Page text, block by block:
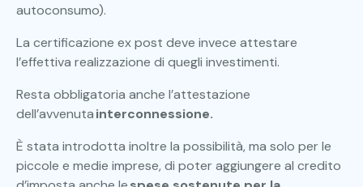
autoconsumo).
La certificazione ex post deve invece attestare
l’effettiva realizzazione di quegli investimenti.
Resta obbligatoria anche l’attestazione
dell’avvenutainterconnessione.
È stata introdotta inoltre la possibilità, ma solo per le
piccole e medie imprese, di poter aggiungere al credito